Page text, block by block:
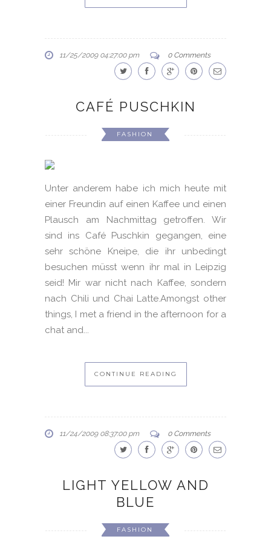
11/25/2009 04:27:00 pm 0 Comments
CAFÉ PUSCHKIN
FASHION
Unter anderem habe ich mich heute mit
einer Freundin auf einen Kaffee und einen
Plausch am Nachmittag getroffen. Wir
sind ins Café Puschkin gegangen, eine
sehr schöne Kneipe, die ihr unbedingt
besuchen müsst wenn ihr mal in Leipzig
seid! Mir war nicht nach Kaffee, sondern
nach Chili und Chai Latte.Amongst other
things, I met a friend in the afternoon for a
chat and...
CONTINUE READING
11/24/2009 08:37:00 pm 0 Comments
LIGHT YELLOW AND
BLUE
FASHION